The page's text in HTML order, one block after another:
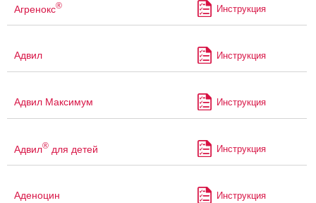
Агренокс® Инструкция
Адвил Инструкция
Адвил Максимум Инструкция
Адвил® для детей Инструкция
Аденоцин Инструкция